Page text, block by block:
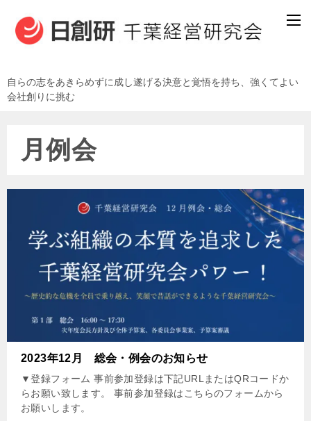
自らの志をあきらめずに成し遂げる決意と覚悟を持ち、強くてよい
会社創りに挑む
月例会
2023年12月 総会・例会のお知らせ
▼登録フォーム 事前参加登録は下記URLまたはQRコードか
らお願い致します。 事前参加登録はこちらのフォームから
お願いします。